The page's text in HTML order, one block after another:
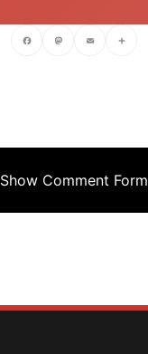
Show Comment Form